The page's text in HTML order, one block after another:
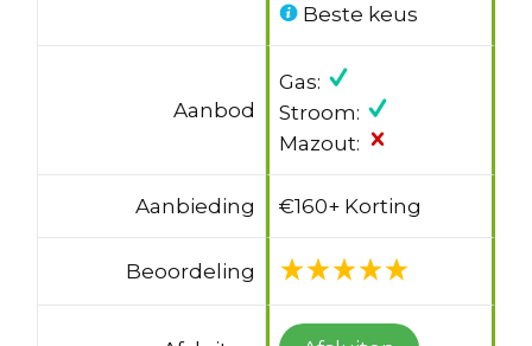
Beste keus
Aanbod
Gas:
Stroom:
Mazout:
Aanbieding €160+ Korting
Beoordeling